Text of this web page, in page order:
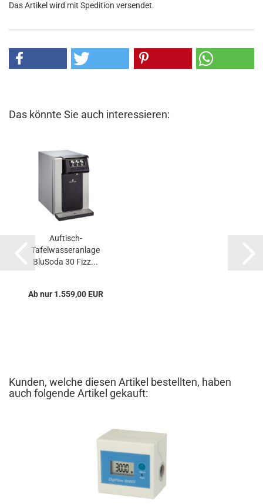
Das Artikel wird mit Spedition versendet.
Das könnte Sie auch interessieren:
Auftisch-
Tafelwasseranlage
BluSoda 30 Fizz...
Ab nur 1.559,00 EUR
Kunden, welche diesen Artikel bestellten, haben
auch folgende Artikel gekauft: